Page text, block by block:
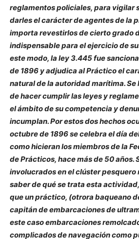
reglamentos policiales, para vigilar
darles el carácter de agentes de la
importa revestirlos de cierto grado
indispensable para el ejercicio de
este modo, la ley 3.445 fue
de 1896 y adjudica al Práctico el
natural de la autoridad marítima. Se
de hacer cumplir las leyes y
el ámbito de su competencia y
incumplan. Por estos dos hechos
octubre de 1896 se celebra el día
como hicieran los miembros de la
de Prácticos, hace más de 50 años.
involucrados en el clúster pesquero
saber de qué se trata esta
que un práctico, (otrora baqueano
capitán de embarcaciones de
este caso embarcaciones
complicados de navegación como